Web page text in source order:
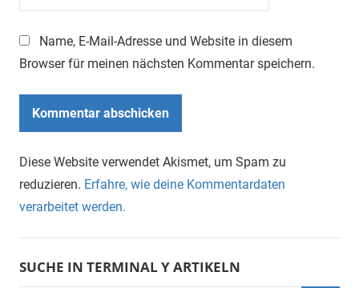
Name, E-Mail-Adresse und Website in diesem
Browser für meinen nächsten Kommentar speichern.
Diese Website verwendet Akismet, um Spam zu
reduzieren. Erfahre, wie deine Kommentardaten
verarbeitet werden.
SUCHE IN TERMINAL Y ARTIKELN